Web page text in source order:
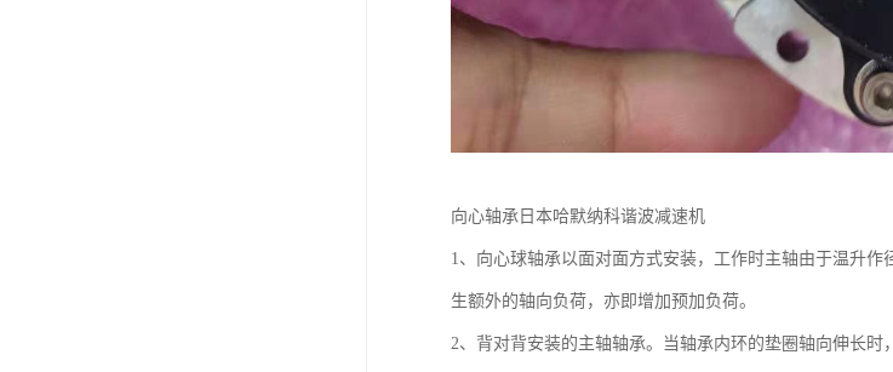
向心轴承日本哈默纳科谐波减速机
1、向心球轴承以面对面方式安装，工作时主轴由于温升
生额外的轴向负荷，亦即增加预加负荷。
2、背对背安装的主轴轴承。当轴承内环的垫圈轴向伸长时